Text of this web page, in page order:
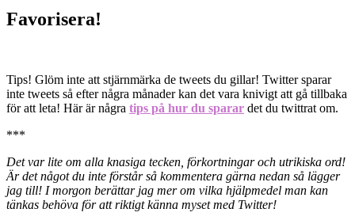
Favorisera!
Tips! Glöm inte att stjärnmärka de tweets du gillar! Twitter sparar
inte tweets så efter några månader kan det vara knivigt att gå tillbaka
för att leta! Här är några tips på hur du sparar det du twittrat om.
***
Det var lite om alla knasiga tecken, förkortningar och utrikiska ord!
Är det något du inte förstår så kommentera gärna nedan så lägger
jag till! I morgon berättar jag mer om vilka hjälpmedel man kan
tänkas behöva för att riktigt känna myset med Twitter!